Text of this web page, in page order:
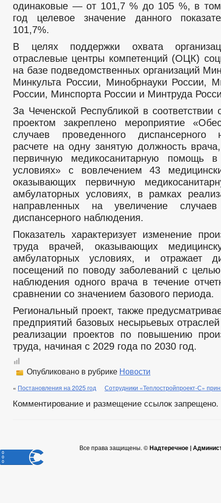
одинаковые — от 101,7 % до 105 %, в
год целевое значение данного
101,7%.
В целях поддержки охвата
отраслевые центры компетенций (ОЦК)
на базе подведомственных организаций
Минкульта России, Минобрнауки России,
России, Минспорта России и Минтруда
За Чеченской Республикой в
проектом закреплено мероприятие
случаев проведенного
расчете на одну занятую должность
первичную медикосанитарную помощь в
условиях» с вовлечением 43
оказывающих первичную
амбулаторных условиях, в рамках
направленных на увеличение случаев
диспансерного наблюдения.
Показатель характеризует изменение
труда врачей, оказывающих
амбулаторных условиях, и отражает
посещений по поводу заболеваний с целью
наблюдения одного врача в течение
сравнении со значением базового периода.
Региональный проект, также
предприятий базовых несырьевых
реализации проектов по повышению
труда, начиная с 2029 года по 2030 год.
Опубликовано в рубрике Новости
« Постановления на 2025 год Сотрудники «Теплостройпроект-С»
Комментирование и размещение ссылок запрещено.
Все права защищены. ©Надтеречное |